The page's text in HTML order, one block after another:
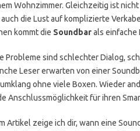
Wohnzimmer. Gleichzeitig ist
die Lust auf komplizierte
kommt die Soundbarals einfache
Probleme sind schlechter Dialog,
Leser erwarten von einer
ohne viele Boxen. Wieder
Anschlussmöglichkeit für ihren
Artikel zeige ich dir, wann eine